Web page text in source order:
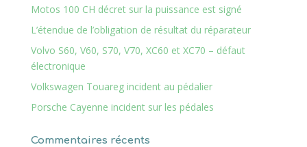
Motos 100 CH décret sur la puissance est signé
L’étendue de l’obligation de résultat du réparateur
Volvo S60, V60, S70, V70, XC60 et XC70 – défaut
électronique
Volkswagen Touareg incident au pédalier
Porsche Cayenne incident sur les pédales
Commentaires récents